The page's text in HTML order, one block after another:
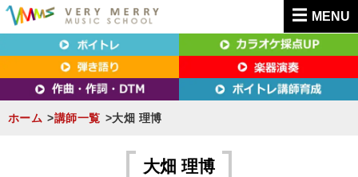
MENU
東京（新宿・八王子）・横浜・名古屋・京都で
「本気」になれるボイトレ教室｜VERY MERRY
MUSIC SCHOOL（ベリーメリー）
東京（新宿・八王子）・横浜・名古屋・京都で「本気」になれるボイトレ教室｜
VERY MERRY MUSIC SCHOOL（ベリーメリー）
ホーム 講師一覧 大畑 理博
大畑 理博